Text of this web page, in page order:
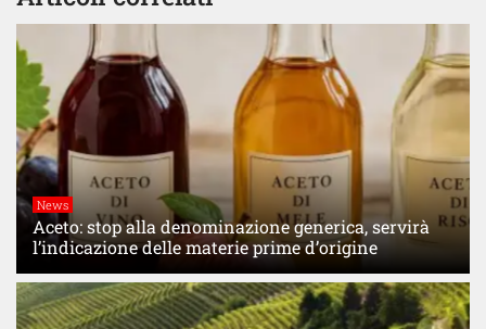
News
Aceto: stop alla denominazione generica, servirà
l’indicazione delle materie prime d’origine